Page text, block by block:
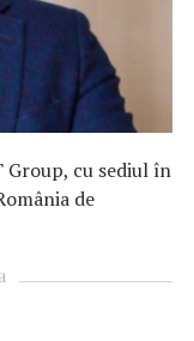
Group, cu sediul în
de